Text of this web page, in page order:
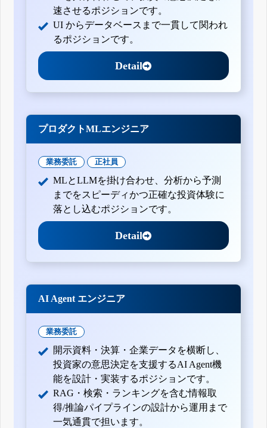
速させるポジションです。
UI からデータベースまで一貫して関われ
るポジションです。
Detail
プロダクトMLエンジニア
業務委託 正社員
MLとLLMを掛け合わせ、分析から予測
までをスピーディかつ正確な投資体験に
落とし込むポジションです。
Detail
AI Agent エンジニア
業務委託
開示資料・決算・企業データを横断し、
投資家の意思決定を支援するAI Agent機
能を設計・実装するポジションです。
RAG・検索・ランキングを含む情報取
得/推論パイプラインの設計から運用まで
一気通貫で担います。